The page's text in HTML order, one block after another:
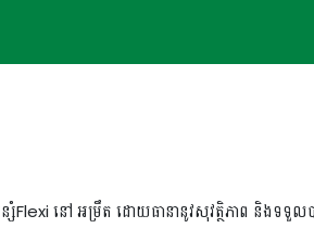
នៅ អម្រឹត ដោយធានានូវសុវត្ថិភាព និងទទួលប